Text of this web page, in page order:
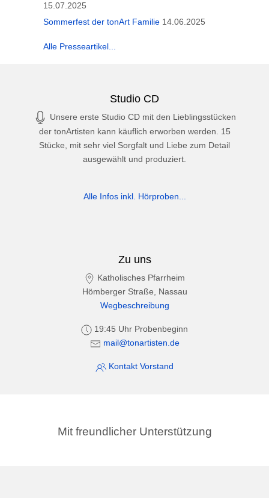
15.07.2025
Sommerfest der tonArt Familie 14.06.2025
Alle Presseartikel...
Studio CD
Unsere erste Studio CD mit den Lieblingsstücken
der tonArtisten kann käuflich erworben werden. 15
Stücke, mit sehr viel Sorgfalt und Liebe zum Detail
ausgewählt und produziert.
Alle Infos inkl. Hörproben...
Zu uns
Katholisches Pfarrheim
Hömberger Straße, Nassau
Wegbeschreibung
19:45 Uhr Probenbeginn
mail@tonartisten.de
Kontakt Vorstand
Mit freundlicher Unterstützung